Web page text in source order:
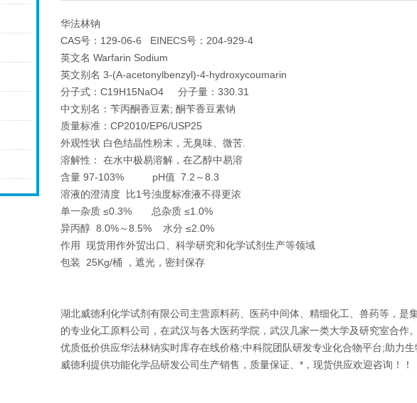
华法林钠
CAS号：129-06-6 EINECS号：204-929-4
英文名 Warfarin Sodium
英文别名 3-(A-acetonylbenzyl)-4-hydroxycoumarin
分子式：C19H15NaO4 分子量：330.31
中文别名：苄丙酮香豆素; 酮苄香豆素钠
质量标准：CP2010/EP6/USP25
外观性状 白色结晶性粉末，无臭味、微苦.
溶解性： 在水中极易溶解，在乙醇中易溶
含量 97-103% pH值 7.2～8.3
溶液的澄清度 比1号浊度标准液不得更浓
单一杂质 ≤0.3% 总杂质 ≤1.0%
异丙醇 8.0%～8.5% 水分 ≤2.0%
作用 现货用作外贸出口、科学研究和化学试剂生产等领域
包装 25Kg/桶 ，遮光，密封保存
湖北威德利化学试剂有限公司主营原料药、医药中间体、精细化工、兽药等，是
的专业化工原料公司，在武汉与各大医药学院，武汉几家一类大学及研究室合作
优质低价供应华法林钠实时库存在线价格;中科院团队研发专业化合物平台;助力生
威德利提供功能化学品研发公司生产销售，质量保证、*，现货供应欢迎咨询！！